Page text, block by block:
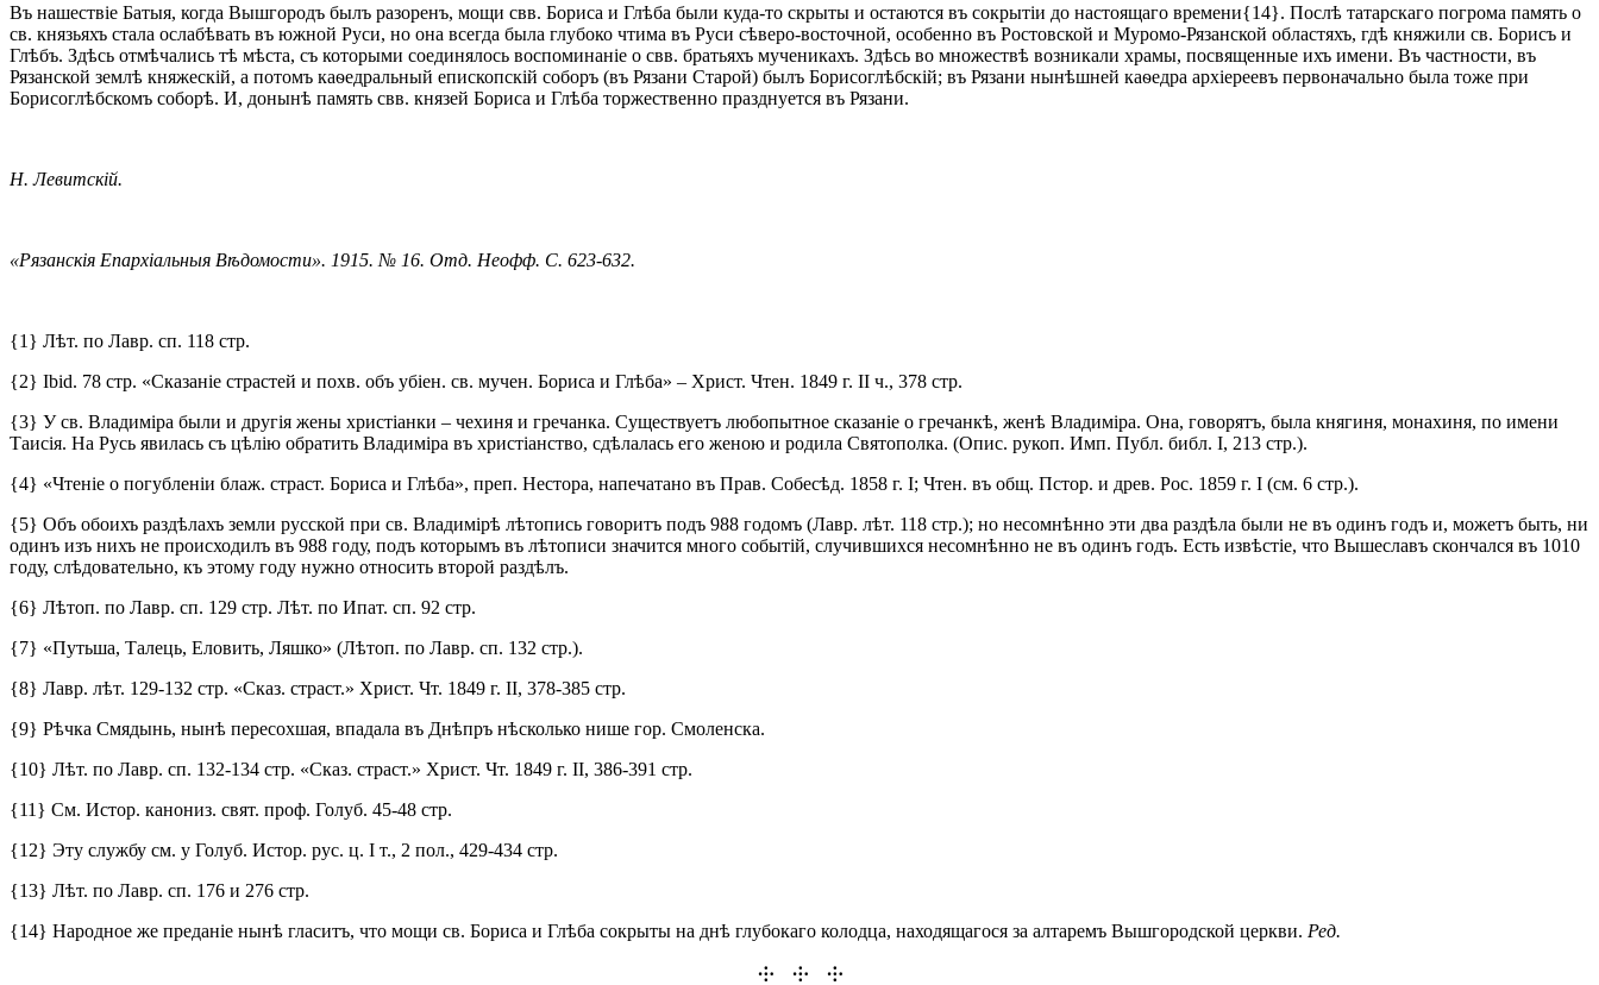
Въ нашествіе Батыя, когда Вышгородъ былъ разоренъ, мощи свв. Бориса и Глѣба были куда-то скрыты и остаются въ сокрытіи до настоящаго времени{14}. Послѣ татарскаго погрома память о
св. князьяхъ стала ослабѣвать въ южной Руси, но она всегда была глубоко чтима въ Руси сѣверо-восточной, особенно въ Ростовской и Муромо-Рязанской областяхъ, гдѣ княжили св. Борисъ и
Глѣбъ. Здѣсь отмѣчались тѣ мѣста, съ которыми соединялось воспоминаніе о свв. братьяхъ мученикахъ. Здѣсь во множествѣ возникали храмы, посвященные ихъ имени. Въ частности, въ
Рязанской землѣ княжескій, а потомъ каѳедральный епископскій соборъ (въ Рязани Старой) былъ Борисоглѣбскій; въ Рязани нынѣшней каѳедра архіереевъ первоначально была тоже при
Борисоглѣбскомъ соборѣ. И, донынѣ память свв. князей Бориса и Глѣба торжественно празднуется въ Рязани.
Н. Левитскій.
«Рязанскія Епархіальныя Вѣдомости». 1915. № 16. Отд. Неофф. С. 623-632.
{1} Лѣт. по Лавр. сп. 118 стр.
{2} Ibid. 78 стр. «Сказаніе страстей и похв. объ убіен. св. мучен. Бориса и Глѣба» – Христ. Чтен. 1849 г. II ч., 378 стр.
{3} У св. Владиміра были и другія жены христіанки – чехиня и гречанка. Существуетъ любопытное сказаніе о гречанкѣ, женѣ Владиміра. Она, говорятъ, была княгиня, монахиня, по имени
Таисія. На Русь явилась съ цѣлію обратить Владиміра въ христіанство, сдѣлалась его женою и родила Святополка. (Опис. рукоп. Имп. Публ. библ. I, 213 стр.).
{4} «Чтеніе о погубленіи блаж. страст. Бориса и Глѣба», преп. Нестора, напечатано въ Прав. Собесѣд. 1858 г. I; Чтен. въ общ. Пстор. и древ. Рос. 1859 г. I (см. 6 стр.).
{5} Объ обоихъ раздѣлахъ земли русской при св. Владимірѣ лѣтопись говоритъ подъ 988 годомъ (Лавр. лѣт. 118 стр.); но несомнѣнно эти два раздѣла были не въ одинъ годъ и, можетъ быть, ни
одинъ изъ нихъ не происходилъ въ 988 году, подъ которымъ въ лѣтописи значится много событій, случившихся несомнѣнно не въ одинъ годъ. Есть извѣстіе, что Вышеславъ скончался въ 1010
году, слѣдовательно, къ этому году нужно относить второй раздѣлъ.
{6} Лѣтоп. по Лавр. сп. 129 стр. Лѣт. по Ипат. сп. 92 стр.
{7} «Путьша, Талець, Еловить, Ляшко» (Лѣтоп. по Лавр. сп. 132 стр.).
{8} Лавр. лѣт. 129-132 стр. «Сказ. страст.» Христ. Чт. 1849 г. II, 378-385 стр.
{9} Рѣчка Смядынь, нынѣ пересохшая, впадала въ Днѣпръ нѣсколько нише гор. Смоленска.
{10} Лѣт. по Лавр. сп. 132-134 стр. «Сказ. страст.» Христ. Чт. 1849 г. II, 386-391 стр.
{11} См. Истор. канониз. свят. проф. Голуб. 45-48 стр.
{12} Эту службу см. у Голуб. Истор. рус. ц. I т., 2 пол., 429-434 стр.
{13} Лѣт. по Лавр. сп. 176 и 276 стр.
{14} Народное же преданіе нынѣ гласитъ, что мощи св. Бориса и Глѣба сокрыты на днѣ глубокаго колодца, находящагося за алтаремъ Вышгородской церкви. Ред.
⸭ ⸭ ⸭